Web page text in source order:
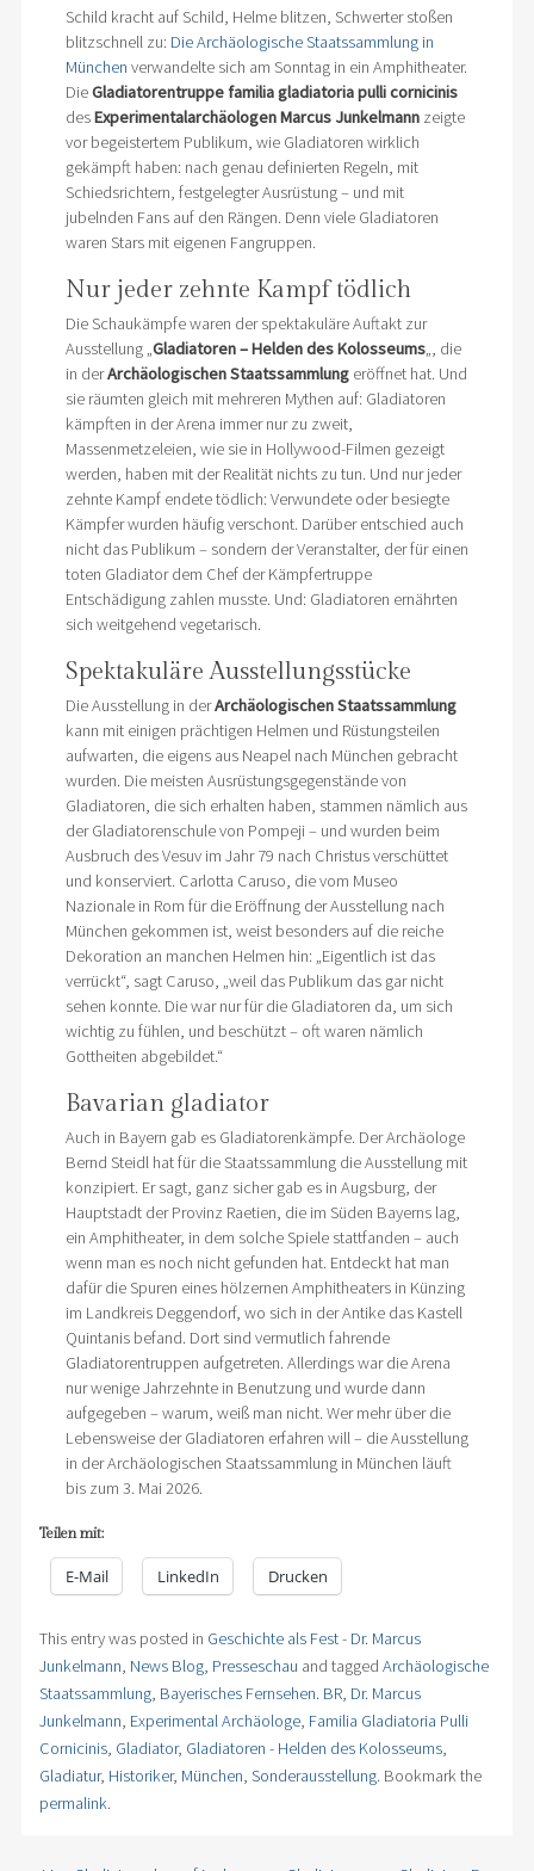
Schild kracht auf Schild, Helme blitzen, Schwerter stoßen
blitzschnell zu: Die Archäologische Staatssammlung in
München verwandelte sich am Sonntag in ein Amphitheater.
DieGladiatorentruppe familia gladiatoria pulli cornicinis
desExperimentalarchäologen Marcus Junkelmannzeigte
vor begeistertem Publikum, wie Gladiatoren wirklich
gekämpft haben: nach genau definierten Regeln, mit
Schiedsrichtern, festgelegter Ausrüstung – und mit
jubelnden Fans auf den Rängen. Denn viele Gladiatoren
waren Stars mit eigenen Fangruppen.
Nur jeder zehnte Kampf tödlich
Die Schaukämpfe waren der spektakuläre Auftakt zur
Ausstellung „Gladiatoren – Helden des Kolosseums„, die
in derArchäologischen Staatssammlungeröffnet hat. Und
sie räumten gleich mit mehreren Mythen auf: Gladiatoren
kämpften in der Arena immer nur zu zweit,
Massenmetzeleien, wie sie in Hollywood-Filmen gezeigt
werden, haben mit der Realität nichts zu tun. Und nur jeder
zehnte Kampf endete tödlich: Verwundete oder besiegte
Kämpfer wurden häufig verschont. Darüber entschied auch
nicht das Publikum – sondern der Veranstalter, der für einen
toten Gladiator dem Chef der Kämpfertruppe
Entschädigung zahlen musste. Und: Gladiatoren ernährten
sich weitgehend vegetarisch.
Spektakuläre Ausstellungsstücke
Die Ausstellung in derArchäologischen Staatssammlung
kann mit einigen prächtigen Helmen und Rüstungsteilen
aufwarten, die eigens aus Neapel nach München gebracht
wurden. Die meisten Ausrüstungsgegenstände von
Gladiatoren, die sich erhalten haben, stammen nämlich aus
der Gladiatorenschule von Pompeji – und wurden beim
Ausbruch des Vesuv im Jahr 79 nach Christus verschüttet
und konserviert. Carlotta Caruso, die vom Museo
Nazionale in Rom für die Eröffnung der Ausstellung nach
München gekommen ist, weist besonders auf die reiche
Dekoration an manchen Helmen hin: „Eigentlich ist das
verrückt“, sagt Caruso, „weil das Publikum das gar nicht
sehen konnte. Die war nur für die Gladiatoren da, um sich
wichtig zu fühlen, und beschützt – oft waren nämlich
Gottheiten abgebildet.“
Bavarian gladiator
Auch in Bayern gab es Gladiatorenkämpfe. Der Archäologe
Bernd Steidl hat für die Staatssammlung die Ausstellung mit
konzipiert. Er sagt, ganz sicher gab es in Augsburg, der
Hauptstadt der Provinz Raetien, die im Süden Bayerns lag,
ein Amphitheater, in dem solche Spiele stattfanden – auch
wenn man es noch nicht gefunden hat. Entdeckt hat man
dafür die Spuren eines hölzernen Amphitheaters in Künzing
im Landkreis Deggendorf, wo sich in der Antike das Kastell
Quintanis befand. Dort sind vermutlich fahrende
Gladiatorentruppen aufgetreten. Allerdings war die Arena
nur wenige Jahrzehnte in Benutzung und wurde dann
aufgegeben – warum, weiß man nicht. Wer mehr über die
Lebensweise der Gladiatoren erfahren will – die Ausstellung
in der Archäologischen Staatssammlung in München läuft
bis zum 3. Mai 2026.
Teilen mit:
E-Mail LinkedIn Drucken
This entry was posted in Geschichte als Fest - Dr. Marcus
Junkelmann, News Blog, Presseschau and tagged Archäologische
Staatssammlung, Bayerisches Fernsehen. BR, Dr. Marcus
Junkelmann, Experimental Archäologe, Familia Gladiatoria Pulli
Cornicinis, Gladiator, Gladiatoren - Helden des Kolosseums,
Gladiatur, Historiker, München, Sonderausstellung. Bookmark the
permalink.